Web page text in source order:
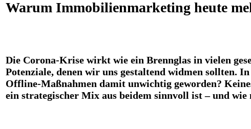
Warum Immobilienmarketing heute
Die Corona-Krise wirkt wie ein Brennglas in vielen
Potenziale, denen wir uns gestaltend widmen sollten.
Offline-Maßnahmen damit unwichtig geworden?
ein strategischer Mix aus beidem sinnvoll ist – und